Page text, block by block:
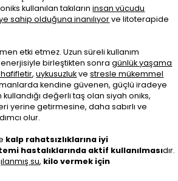
kullanılan takılarıninsan vücudu
sahip olduğuna inanılıyorve litoterapide
etki etmez. Uzun süreli kullanım
birleştikten sonragünlük yaşama
,uykusuzlukvestresle mükemmel
kendine güvenen, güçlü iradeye
değerli taş olan siyah oniks,
yerine getirmesine, daha sabırlı ve
olur.
kalp rahatsızlıklarına iyi
hastalıklarında aktif kullanılmasıdır.
su, kilo vermek için